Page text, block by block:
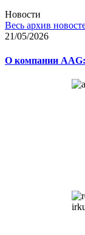
Новости
Весь архив
21/05/2026
О компании